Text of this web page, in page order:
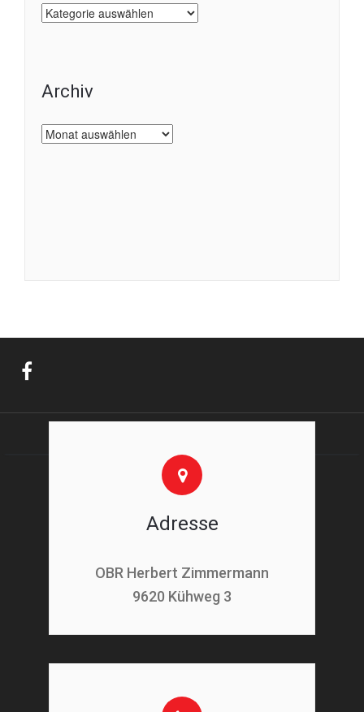
Kategorien
Archiv
Archiv
Adresse
OBR Herbert Zimmermann
9620 Kühweg 3